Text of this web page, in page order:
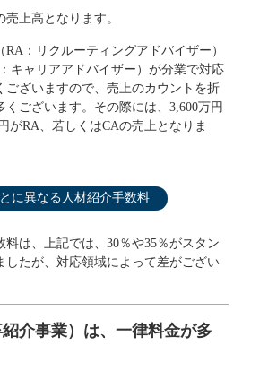
売上高となります。
RA：リクルーティングアドバイザー）
キャリアアドバイザー）が分業で対応
ございますので、売上のカウントを折
くございます。その際には、3,600万円
がRA、若しくはCAの売上となりま
に異なる人材紹介手数料
料は、上記では、30％や35％がスタン
したが、対応領域によって差がござい
介事業）は、一律料金が多